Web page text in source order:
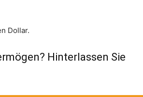
Dollar.
Hinterlassen Sie